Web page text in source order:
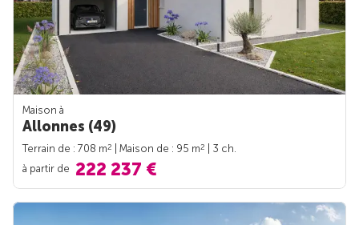
Maison à
Allonnes (49)
Terrain de : 708 m2 | Maison de : 95 m2
| 3 ch.
à partir de 222 237 €